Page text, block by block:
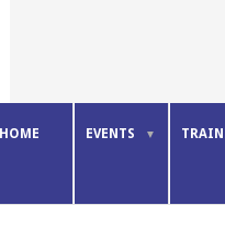
HOME EVENTS